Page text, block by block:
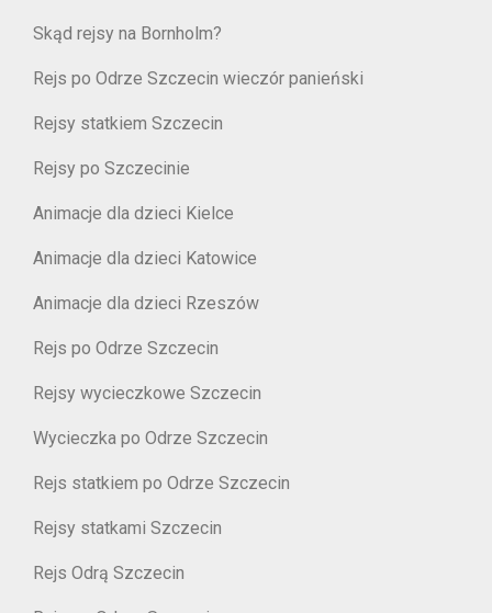
Skąd rejsy na Bornholm?
Rejs po Odrze Szczecin wieczór panieński
Rejsy statkiem Szczecin
Rejsy po Szczecinie
Animacje dla dzieci Kielce
Animacje dla dzieci Katowice
Animacje dla dzieci Rzeszów
Rejs po Odrze Szczecin
Rejsy wycieczkowe Szczecin
Wycieczka po Odrze Szczecin
Rejs statkiem po Odrze Szczecin
Rejsy statkami Szczecin
Rejs Odrą Szczecin